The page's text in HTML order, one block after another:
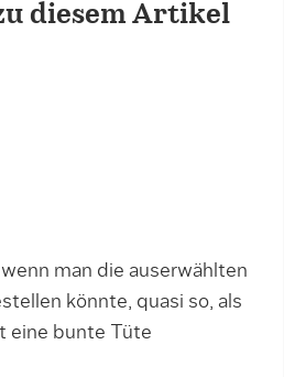
diesem Artikel
man die auserwählten
könnte, quasi so, als
eine bunte Tüte